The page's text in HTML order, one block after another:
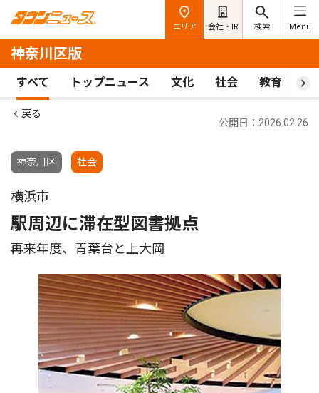
エリア 会社・IR 検索 Menu
神奈川区版
すべて トップニュース 文化 社会 教育 ス
戻る
神奈川区 社会
公開日：2026.02.26
横浜市
駅周辺に滞在型図書拠点
再来年度、青葉台と上大岡